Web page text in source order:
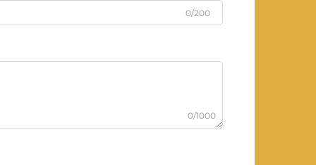
0/200
0/1000